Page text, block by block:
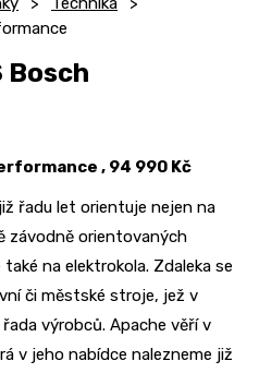
Bosch
, 94 990 Kč
řadu let orientuje nejen na
závodně orientovaných
na elektrokola. Zdaleka se
či městské stroje, jež v
výrobců. Apache věří v
v jeho nabídce nalezneme již